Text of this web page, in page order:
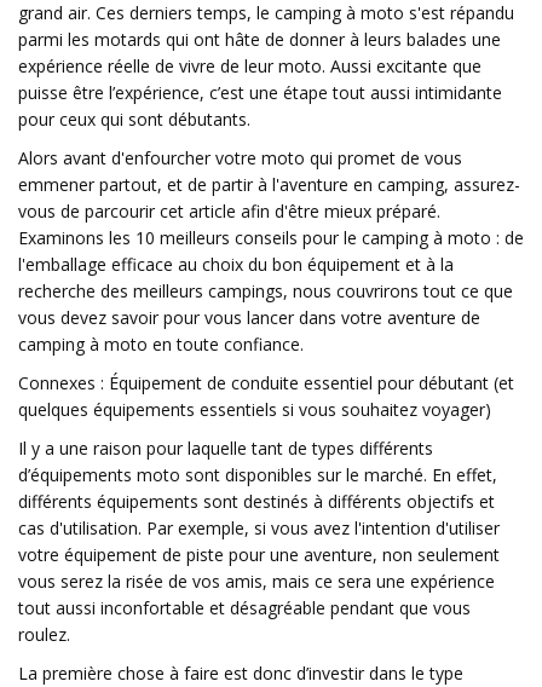
grand air. Ces derniers temps, le camping à moto s'est répandu
parmi les motards qui ont hâte de donner à leurs balades une
expérience réelle de vivre de leur moto. Aussi excitante que
puisse être l’expérience, c’est une étape tout aussi intimidante
pour ceux qui sont débutants.
Alors avant d'enfourcher votre moto qui promet de vous
emmener partout, et de partir à l'aventure en camping, assurez-
vous de parcourir cet article afin d'être mieux préparé.
Examinons les 10 meilleurs conseils pour le camping à moto : de
l'emballage efficace au choix du bon équipement et à la
recherche des meilleurs campings, nous couvrirons tout ce que
vous devez savoir pour vous lancer dans votre aventure de
camping à moto en toute confiance.
Connexes : Équipement de conduite essentiel pour débutant (et
quelques équipements essentiels si vous souhaitez voyager)
Il y a une raison pour laquelle tant de types différents
d’équipements moto sont disponibles sur le marché. En effet,
différents équipements sont destinés à différents objectifs et
cas d'utilisation. Par exemple, si vous avez l'intention d'utiliser
votre équipement de piste pour une aventure, non seulement
vous serez la risée de vos amis, mais ce sera une expérience
tout aussi inconfortable et désagréable pendant que vous
roulez.
La première chose à faire est donc d’investir dans le type